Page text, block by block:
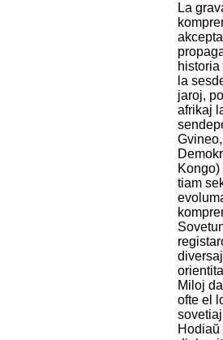
La
la
jaroj,
afrikaj
tiam
Miloj
ofte el
Hodiaŭ